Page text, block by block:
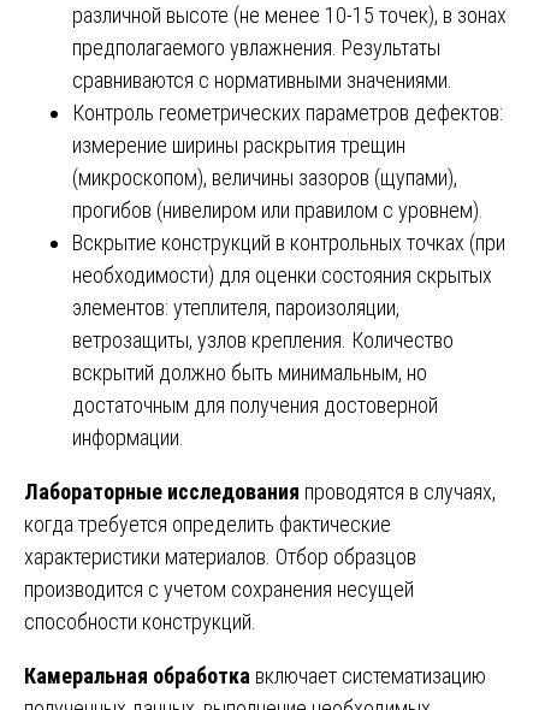
различной высоте (не менее 10-15 точек), в зонах
предполагаемого увлажнения. Результаты
сравниваются с нормативными значениями.
Контроль геометрических параметров дефектов:
измерение ширины раскрытия трещин
(микроскопом), величины зазоров (щупами),
прогибов (нивелиром или правилом с уровнем).
Вскрытие конструкций в контрольных точках (при
необходимости) для оценки состояния скрытых
элементов: утеплителя, пароизоляции,
ветрозащиты, узлов крепления. Количество
вскрытий должно быть минимальным, но
достаточным для получения достоверной
информации.
Лабораторные исследования проводятся в случаях,
когда требуется определить фактические
характеристики материалов. Отбор образцов
производится с учетом сохранения несущей
способности конструкций.
Камеральная обработка включает систематизацию